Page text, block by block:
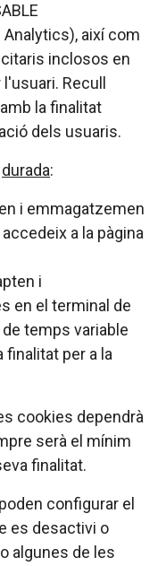
així com
inclosos en
Recull
la finalitat
dels usuaris.
durada:
i emmagatzemen
a la pàgina
i
en el terminal de
temps variable
finalitat per a la
cookies dependrà
serà el mínim
finalitat.
configurar el
es desactivi o
algunes de les